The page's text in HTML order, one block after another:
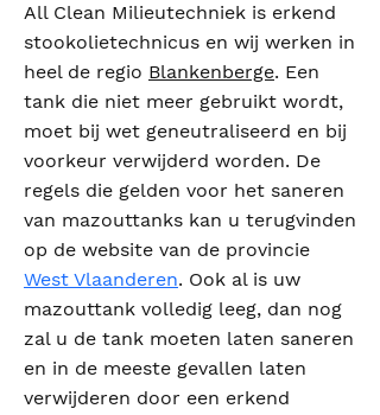
All Clean Milieutechniek is erkend
stookolietechnicus en wij werken in
heel de regio Blankenberge. Een
tank die niet meer gebruikt wordt,
moet bij wet geneutraliseerd en bij
voorkeur verwijderd worden. De
regels die gelden voor het saneren
van mazouttanks kan u terugvinden
op de website van de provincie
West Vlaanderen. Ook al is uw
mazouttank volledig leeg, dan nog
zal u de tank moeten laten saneren
en in de meeste gevallen laten
verwijderen door een erkend